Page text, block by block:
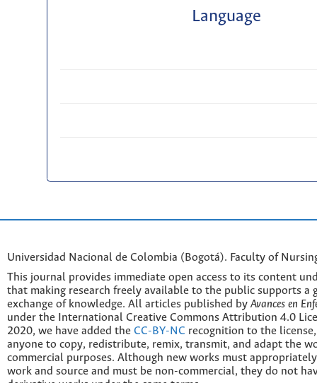
Language
Universidad Nacional de Colombia (Bogotá). Faculty of
This journal provides immediate open access to its content
that making research freely available to the public supports a
exchange of knowledge. All articles published by Avances en
under the International Creative Commons Attribution 4.0
2020, we have added the CC-BY-NC recognition to the
anyone to copy, redistribute, remix, transmit, and adapt the
commercial purposes. Although new works must
work and source and must be non-commercial, they do not